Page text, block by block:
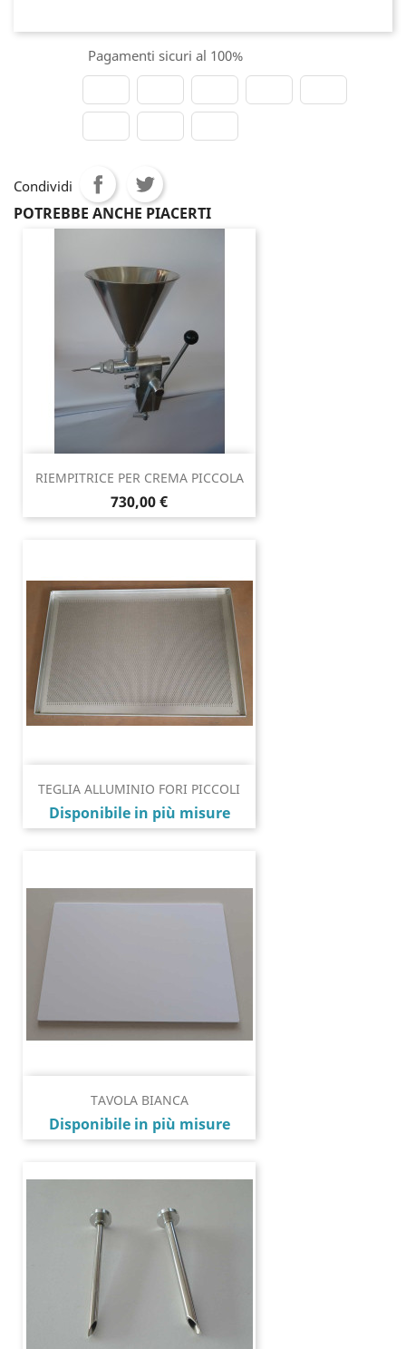
Pagamenti sicuri al 100%
Condividi
POTREBBE ANCHE PIACERTI
RIEMPITRICE PER CREMA PICCOLA
Prezzo
730,00 €
TEGLIA ALLUMINIO FORI PICCOLI
Prezzo
Disponibile in più misure
TAVOLA BIANCA
Prezzo
Disponibile in più misure